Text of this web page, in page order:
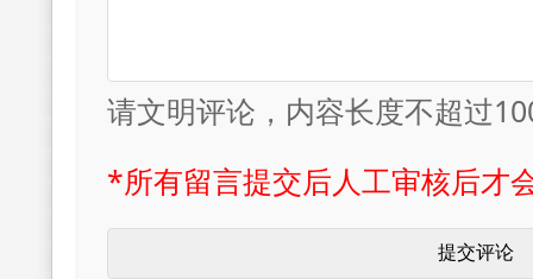
请文明评论，内容长度不超过
*所有留言提交后人工审核后才